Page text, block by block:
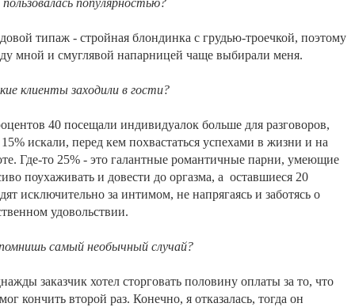
пользовалась популярностью?
типаж -стройная блондинка с грудью-троечкой,поэтому
мной и смуглявой напарницей чаще выбирали меня.
клиенты заходили в гости?
40 посещали индивидуалок больше для разговоров,
15%искали,перед кем похвастаться успехами в жизни и на
.Где-то 25% -это галантные романтичные парни,умеющие
поухаживать и довести до оргазма,а оставшиеся 20
исключительно за интимом,не напрягаясь и заботясь о
удовольствии.
самый необычный случай?
заказчик хотел сторговать половину оплаты за то,что
кончить второй раз.Конечно,я отказалась,тогда он